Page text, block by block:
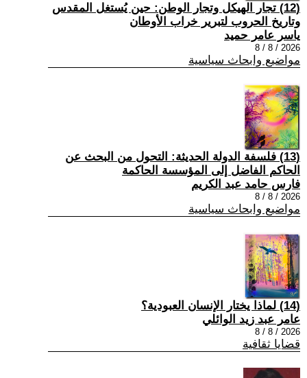
(12) تجار الهيكل وتجار الوطن: حين يُستغل المقدس
وتاريخ الحروب لتبرير خراب الأوطان
ياسر عامر حميد
2026 / 8 / 8
مواضيع وابحاث سياسية
(13) فلسفة الدولة الحديثة: التحول من البحث عن
الحاكم الفاضل إلى المؤسسة الحاكمة
فارس حامد عبد الكريم
2026 / 8 / 8
مواضيع وابحاث سياسية
(14) لماذا يختار الإنسان العبودية؟
عامر عبد زيد الوائلي
2026 / 8 / 8
قضايا ثقافية